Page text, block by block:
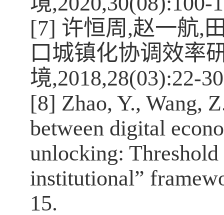
[7] 许恒周 ,赵一航,
口城镇化协调效率
境,2018,28(03):22-
[8] Zhao, Y., Wang,
between digital
unlocking:
institutional”
15.